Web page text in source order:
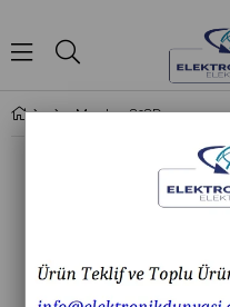
Marxlow 898D Dijital Sıcak Hava & Lehimleme İstasyonu